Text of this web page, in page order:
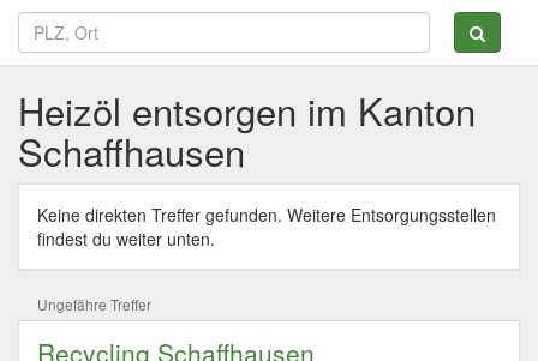
Heizöl entsorgen im Kanton
Schaffhausen
Keine direkten Treffer gefunden. Weitere Entsorgungsstellen
findest du weiter unten.
Ungefähre Treffer
Recycling Schaffhausen